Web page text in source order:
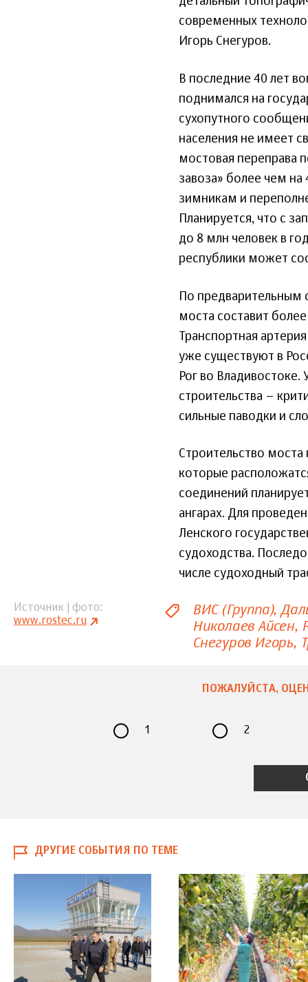
современных
Игорь Снегуров.
В последние 40 лет
поднимался на
сухопутного
населения не имеет
мостовая переправа
завоза» более чем
зимникам и
Планируется, что с
до 8 млн человек в
республики может
По
моста составит
Транспортная
уже существуют в
Рог во
строительства –
сильные паводки и
Строительство моста
которые
соединений
ангарах. Для
Ленского
судоходства.
числе судоходный
Источник | фото
www.rostec.ru
ВИС (Группа)
Николаев Айсен
Снегуров Игорь
ПОЖАЛУЙСТА,
1 2
ДРУГИЕ СОБЫТИЯ ПО ТЕМЕ